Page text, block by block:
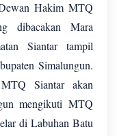
Hakim MTQ
dibacakan Mara
Siantar tampil
Simalungun.
Siantar akan
mengikuti MTQ
di Labuhan Batu